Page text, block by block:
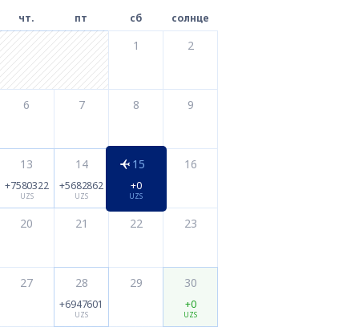
чт. пт сб солнце
1 2
6 7 8 9
13
+7580322
UZS
14
+5682862
UZS
15
+0
UZS
16
20 21 22 23
27 28
+6947601
UZS
29 30
+0
UZS